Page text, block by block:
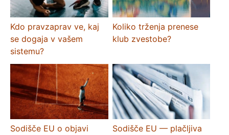
Kdo pravzaprav ve, kaj
se dogaja v vašem
sistemu?
Koliko trženja prenese
klub zvestobe?
Sodišče EU o objavi
Sodišče EU — plačljiva